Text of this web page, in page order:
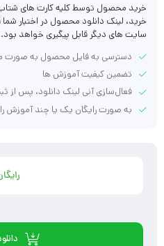
خرید محصول توسط کلیه کارت های
خرید، لینک دانلود محصول در اختیار
سایت های دیگر قابل پیگیری خواهد بود.
دسترسی به فایل محصول به صورت
تضمین کیفیت آموزش ها
فعال‌سازی آنی لینک دانلود، پس از
به صورت رایگان یک یا چند آموزش